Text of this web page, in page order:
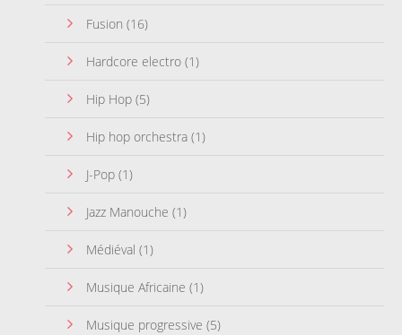
Fusion (16)
Hardcore electro (1)
Hip Hop (5)
Hip hop orchestra (1)
J-Pop (1)
Jazz Manouche (1)
Médiéval (1)
Musique Africaine (1)
Musique progressive (5)